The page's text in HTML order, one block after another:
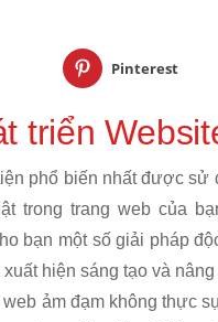
Pinterest
triển
phổ biến nhất được sử
trong trang web của
bạn một số giải pháp
hiện sáng tạo và nâng
ảm đạm không thực